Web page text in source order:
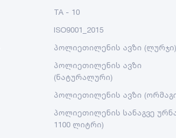
TA - 10
ISO9001_2015
პოლიეთილენის ავზი (ლურჯი)
პოლიეთილენის ავზი
(ნატურალური)
პოლიეთილენის ავზი
პოლიეთილენის სანაგვე
1100 ლიტრი)